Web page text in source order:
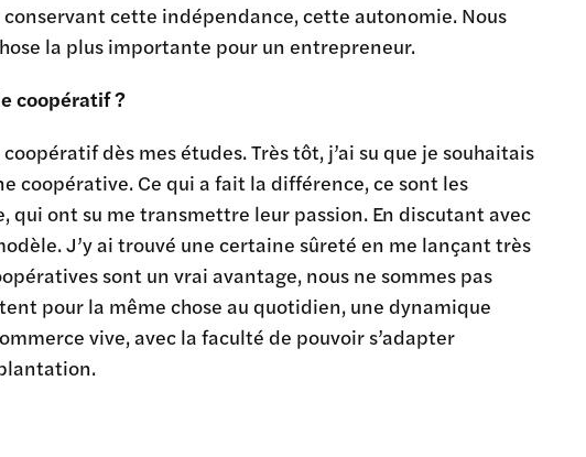
cette indépendance, cette autonomie. Nous
la plus importante pour un entrepreneur.
coopératif ?
dès mes études. Très tôt, j’ai su que je souhaitais
coopérative. Ce qui a fait la différence, ce sont les
ont su me transmettre leur passion. En discutant avec
J’y ai trouvé une certaine sûreté en me lançant très
sont un vrai avantage, nous ne sommes pas
pour la même chose au quotidien, une dynamique
vive, avec la faculté de pouvoir s’adapter